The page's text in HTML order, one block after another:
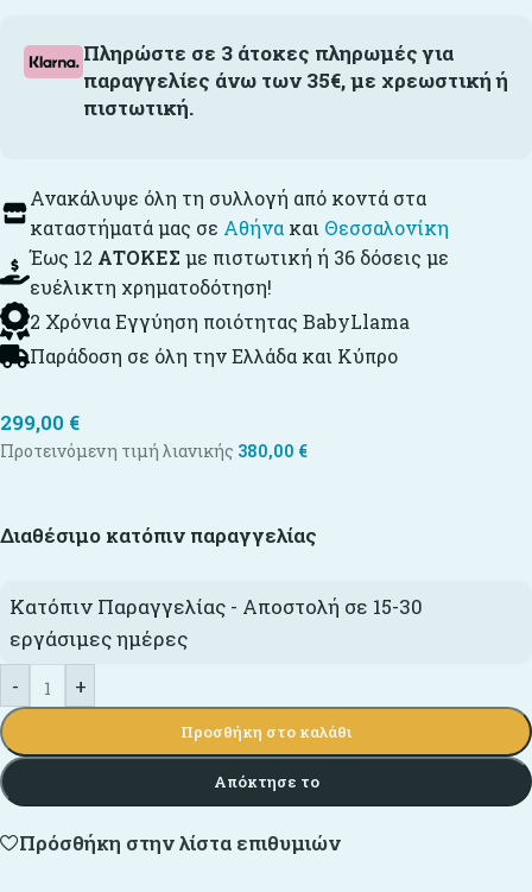
Πληρώστε σε 3 άτοκες πληρωμές για
παραγγελίες άνω των 35€, με χρεωστική ή
πιστωτική.
Ανακάλυψε όλη τη συλλογή από κοντά στα
καταστήματά μας σε Αθήνα και Θεσσαλονίκη
Έως 12 ΑΤΟΚΕΣ με πιστωτική ή 36 δόσεις με
ευέλικτη χρηματοδότηση!
2 Χρόνια Εγγύηση ποιότητας BabyLlama
Παράδοση σε όλη την Ελλάδα και Κύπρο
299,00 €
Προτεινόμενη τιμή λιανικής 380,00 €
Διαθέσιμο κατόπιν παραγγελίας
Κατόπιν Παραγγελίας - Αποστολή σε 15-30
εργάσιμες ημέρες
-
+
Προσθήκη στο καλάθι
Απόκτησε το
Πρόσθήκη στην λίστα επιθυμιών